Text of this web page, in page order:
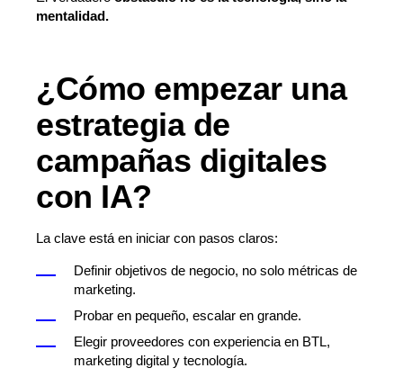
mentalidad.
¿Cómo empezar una
estrategia de
campañas digitales
con IA?
La clave está en iniciar con pasos claros:
Definir objetivos de negocio, no solo métricas de
marketing.
Probar en pequeño, escalar en grande.
Elegir proveedores con experiencia en BTL,
marketing digital y tecnología.